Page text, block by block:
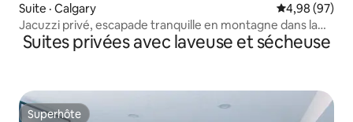
Suite · Calgary Note
4,98 (97)
Jacuzzi privé, escapade tranquille en montagne dans la
ville
Suites privées avec laveuse et sécheuse
Superhôte